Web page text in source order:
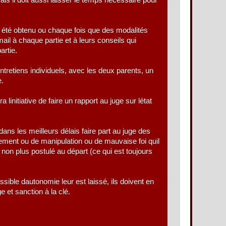
obtenu ou chaque fois que des modalités
à chaque partie et à leurs conseils qui
individuels, avec les deux parents, un
linitiative de faire un rapport au juge sur létat
les meilleurs délais faire part au juge des
ou de manipulation ou de mauvaise foi quil
plus postulé au départ (ce qui est toujours
dautonomie leur est laissé, ils doivent en
et sanction à la clé.